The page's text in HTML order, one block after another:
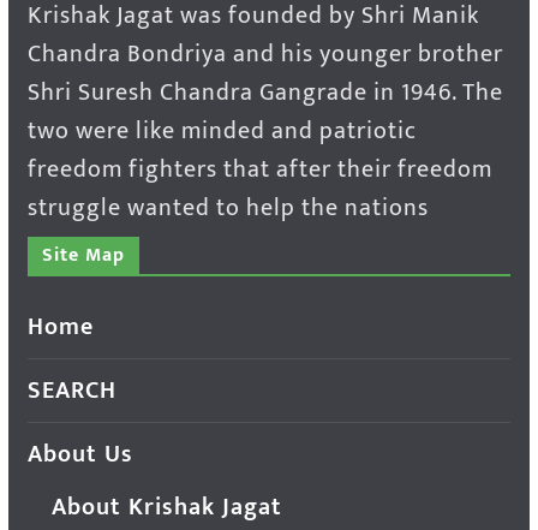
Krishak Jagat was founded by Shri Manik
Chandra Bondriya and his younger brother
Shri Suresh Chandra Gangrade in 1946. The
two were like minded and patriotic
freedom fighters that after their freedom
struggle wanted to help the nations
Site Map
Home
SEARCH
About Us
About Krishak Jagat